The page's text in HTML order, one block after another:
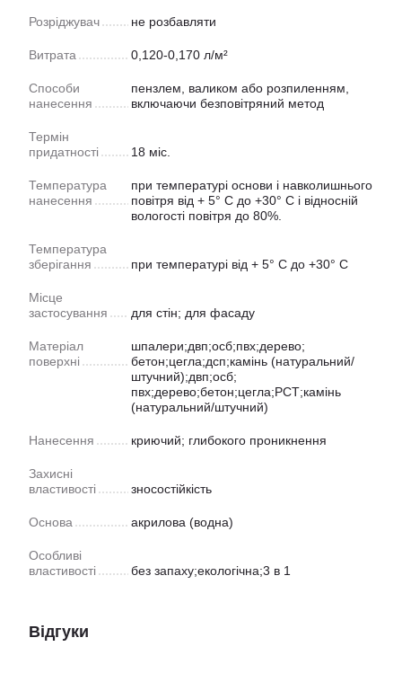
Розріджувач не розбавляти
Витрата 0,120-0,170 л/м²
Способи
нанесення
пензлем, валиком або розпиленням,
включаючи безповітряний метод
Термін
придатності
18 міс.
Температура
нанесення
при температурі основи і навколишнього
повітря від + 5° С до +30° С і відносній
вологості повітря до 80%.
Температура
зберігання
при температурі від + 5° С до +30° С
Місце
застосування
для стін; для фасаду
Матеріал
поверхні
шпалери;двп;осб;пвх;дерево;
бетон;цегла;дсп;камінь (натуральний/
штучний);двп;осб;
пвх;дерево;бетон;цегла;РСТ;камінь
(натуральний/штучний)
Нанесення криючий; глибокого проникнення
Захисні
властивості
зносостійкість
Основа акрилова (водна)
Особливі
властивості
без запаху;екологічна;3 в 1
Відгуки